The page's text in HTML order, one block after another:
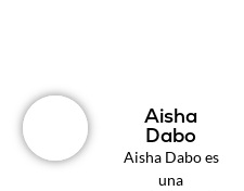
Aisha
Dabo
Aisha Dabo es
una